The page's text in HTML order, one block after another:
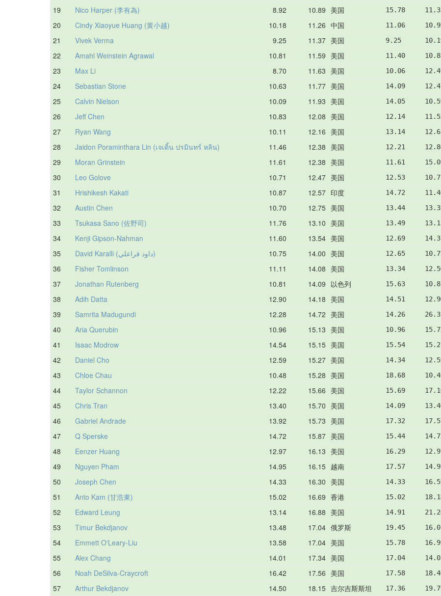
19 Nico Harper (李有為) 8.92 10.89 美国 15.78
20 Cindy Xiaoyue Huang (黄小越) 10.18 11.26 中国 11.06
21 Vivek Verma 9.25 11.37 美国 9.25
22 Amahl Weinstein Agrawal 10.81 11.59 美国 11.40
23 Max Li 8.70 11.63 美国 10.06
24 Sebastian Stone 10.63 11.77 美国 14.09
25 Calvin Nielson 10.09 11.93 美国 14.05
26 Jeff Chen 10.83 12.08 美国 12.14
27 Ryan Wang 10.11 12.16 美国 13.14
28 Jaidon Poraminthara Lin (เจเดิ้น ปรมินทร์ หลิน) 11.46 12.38 美国 12.21
29 Moran Grinstein 11.61 12.38 美国 11.61
30 Leo Golove 10.71 12.47 美国 12.53
31 Hrishikesh Kakati 10.87 12.57 印度 14.72
32 Austin Chen 10.70 12.75 美国 13.44
33 Tsukasa Sano (佐野司) 11.76 13.10 美国 13.49
34 Kenji Gipson-Nahman 11.60 13.54 美国 12.69
35 David Karalli (داود قراعلي) 10.75 14.00 美国 12.65
36 Fisher Tomlinson 11.11 14.08 美国 13.34
37 Jonathan Rutenberg 10.81 14.09 以色列 15.63
38 Adih Datta 12.90 14.18 美国 14.51
39 Samrita Madugundi 12.28 14.72 美国 14.26
40 Aria Querubin 10.96 15.13 美国 10.96
41 Isaac Modrow 14.54 15.15 美国 15.54
42 Daniel Cho 12.59 15.27 美国 14.34
43 Chloe Chau 10.48 15.28 美国 18.68
44 Taylor Schannon 12.22 15.66 美国 15.69
45 Chris Tran 13.40 15.70 美国 14.09
46 Gabriel Andrade 13.92 15.73 美国 17.32
47 Q Sperske 14.72 15.87 美国 15.44
48 Eenzer Huang 12.97 16.13 美国 16.29
49 Nguyen Pham 14.95 16.15 越南 17.57
50 Joseph Chen 14.33 16.30 美国 14.33
51 Anto Kam (甘浩東) 15.02 16.69 香港 15.02
52 Edward Leung 13.14 16.88 美国 14.91
53 Timur Bekdjanov 13.48 17.04 俄罗斯 19.45
54 Emmett O'Leary-Liu 13.58 17.04 美国 15.78
55 Alex Chang 14.01 17.34 美国 17.04
56 Noah DeSilva-Craycroft 16.42 17.56 美国 17.58
57 Arthur Bekdjanov 14.50 18.15 吉尔吉斯斯坦 17.36